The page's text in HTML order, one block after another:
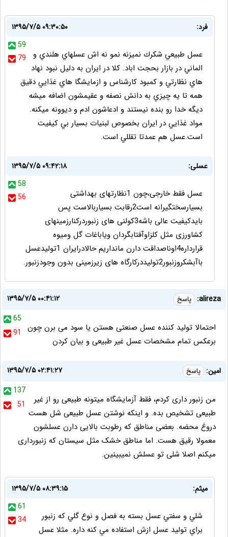
فرد:
۱۳۹۵/۷/۵ ۰۹:۳۰:۵۰
59
79
عسل طبيعي شكرك نميزنه نمو نه اش عسلهاي هلندي و
الماني در بازار بحجت اباد. كلا در ايران به دليل نبود نهاد
هاي نظارتي و كمبود كارشناس و ازمايشگا هاي غذايي دقيق
همه تا يه چيزي به دانش نصفه و عقيمشون اضافه ميشه
ديگه خدا رو بنده نيستند و ادعاشون ادم و ديوونه ميكنه.
مواد غذايي در ايران بخصوص لبنيات بسيار بي كيفيت
است.عسل هم عمدتا تقللي است.
عسلی:
۱۳۹۵/۷/۵ ۰۹:۴۲:۱۸
58
56
عسل فقط خارجی،چون 1نظارتهای بهداشتی
بسیارسختگیرانه است2رقابت بسیاربالاست پس
بایدکیفیت عالی باشه3کولنی های زنبوردرکنارزمینهای
کشاورزی مثل کلزاوآفتابگردان ویاباغات گل ومیوه
قرارداره4اوناصداقت دارن مانداریم حالادرایران 1تولیدعسل
باآبشکروزنبور2تولیددرکارگاه های زیرزمینی بدون وجودزنبور.
alireza: پاسخ
۱۳۹۵/۷/۵ ۰۰:۴۱:۱۲
65
91
احتمالا تولید کننده عسل صنعتی هستن یا سود می برن چون
برعکس تمام مشخصات عسل غیر طبیعی و بیان کردن
امین: پاسخ
۱۳۹۵/۷/۵ ۰۲:۴۱:۲۷
137
51
من زنبور داری کردم، فقط آزمایشگاه میتونه طبیعی رو از غیر
طبیعی تشخیص بده. و اینکه نوشتن عسل طبیعی شل هست
دروغ محضه. بعضی مناطق که رطوبت بالایی دارن عسلشون
معمولا رقیق هست. اما مناطق خشک مثل سیستان که زنبورداری
میکنم اصلا شلی تو عسلش نمیبینین.
ميثم:
۱۳۹۵/۷/۵ ۰۸:۳۹:۱۵
61
34
شلي و سفتي عسل بسته به فصل و نوع گلي كه زنبور
براي توليد عسل ازش استفاده مي كنه داره. مثلا عسل